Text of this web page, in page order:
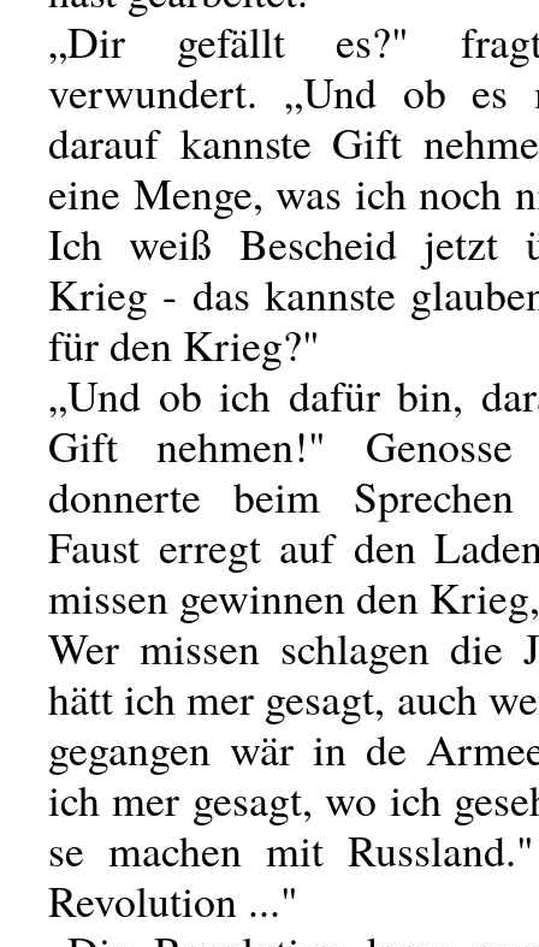
„Dir gefällt es?"
verwundert. „Und ob es
darauf kannste Gift
eine Menge, was ich noch
Ich weiß Bescheid jetzt
Krieg - das kannste
für den Krieg?"
„Und ob ich dafür bin,
Gift nehmen!" Genosse
donnerte beim
Faust erregt auf den
missen gewinnen den
Wer missen schlagen die
hätt ich mer gesagt, auch
gegangen wär in de
ich mer gesagt, wo ich
se machen mit
Revolution ..."